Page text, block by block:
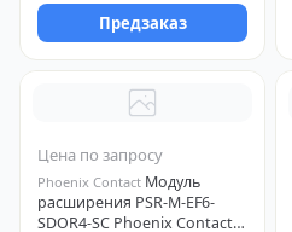
Предзаказ
Цена по запросу
Phoenix Contact Модуль
расширения PSR-M-EF6-
SDOR4-SC Phoenix Contact